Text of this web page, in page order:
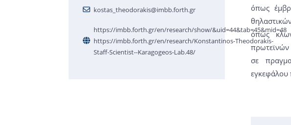
kostas_theodorakis@imbb.forth.gr
https://imbb.forth.gr/en/research/show/&uid=44&tab=45&mid=48
https://imbb.forth.gr/en/research/Konstantinos-Theodorakis-
Staff-Scientist--Karagogeos-Lab.48/
όπως
όπως
πρωτεϊνών
σε
εγκεφάλου